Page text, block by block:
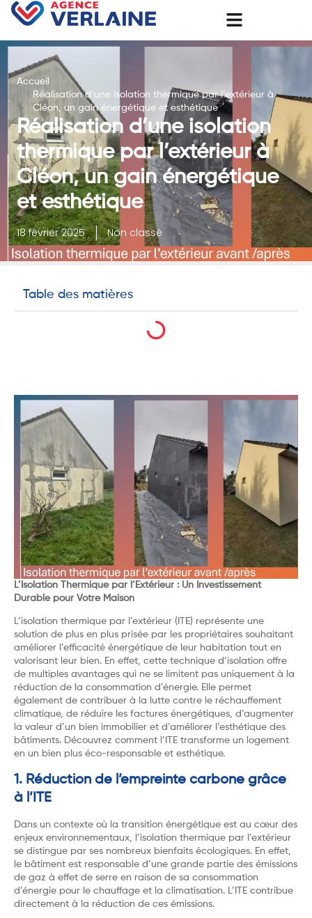
Accueil
Réalisation d’une isolation thermique par l’extérieur à
Cléon, un gain énergétique et esthétique
Réalisation d’une isolation
thermique par l’extérieur à
Cléon, un gain énergétique
et esthétique
18 février 2025 Non classé
Table des matières
L’Isolation Thermique par l’Extérieur : Un Investissement
Durable pour Votre Maison
L’isolation thermique par l’extérieur (ITE) représente une
solution de plus en plus prisée par les propriétaires souhaitant
améliorer l’efficacité énergétique de leur habitation tout en
valorisant leur bien. En effet, cette technique d’isolation offre
de multiples avantages qui ne se limitent pas uniquement à la
réduction de la consommation d’énergie. Elle permet
également de contribuer à la lutte contre le réchauffement
climatique, de réduire les factures énergétiques, d’augmenter
la valeur d’un bien immobilier et d’améliorer l’esthétique des
bâtiments. Découvrez comment l’ITE transforme un logement
en un bien plus éco-responsable et esthétique.
1. Réduction de l’empreinte carbone grâce
à l’ITE
Dans un contexte où la transition énergétique est au cœur des
enjeux environnementaux, l’isolation thermique par l’extérieur
se distingue par ses nombreux bienfaits écologiques. En effet,
le bâtiment est responsable d’une grande partie des émissions
de gaz à effet de serre en raison de sa consommation
d’énergie pour le chauffage et la climatisation. L’ITE contribue
directement à la réduction de ces émissions.